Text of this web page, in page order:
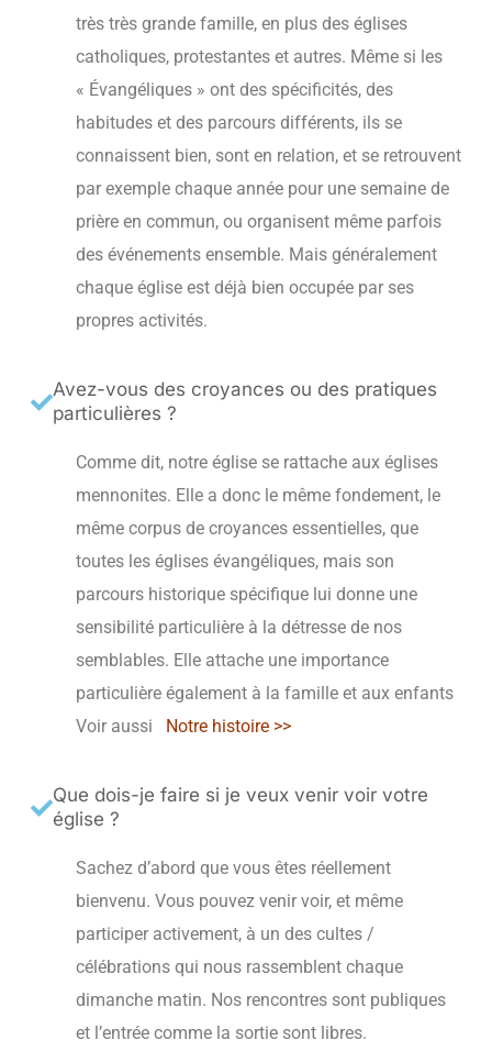
très très grande famille, en plus des églises
catholiques, protestantes et autres. Même si les
« Évangéliques » ont des spécificités, des
habitudes et des parcours différents, ils se
connaissent bien, sont en relation, et se retrouvent
par exemple chaque année pour une semaine de
prière en commun, ou organisent même parfois
des événements ensemble. Mais généralement
chaque église est déjà bien occupée par ses
propres activités.
Avez-vous des croyances ou des pratiques
particulières ?
Comme dit, notre église se rattache aux églises
mennonites. Elle a donc le même fondement, le
même corpus de croyances essentielles, que
toutes les églises évangéliques, mais son
parcours historique spécifique lui donne une
sensibilité particulière à la détresse de nos
semblables. Elle attache une importance
particulière également à la famille et aux enfants
Voir aussi Notre histoire >>
Que dois-je faire si je veux venir voir votre
église ?
Sachez d’abord que vous êtes réellement
bienvenu. Vous pouvez venir voir, et même
participer activement, à un des cultes /
célébrations qui nous rassemblent chaque
dimanche matin. Nos rencontres sont publiques
et l’entrée comme la sortie sont libres.